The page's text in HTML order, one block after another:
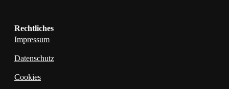
Rechtliches
Impressum
Datenschutz
Cookies